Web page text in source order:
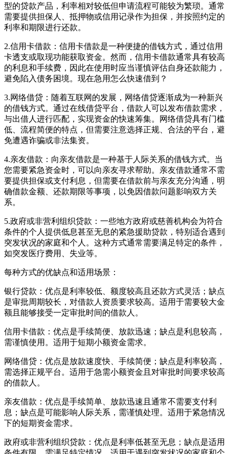
型的贷款产品，利率相对较低但申请流程可能较为繁琐。通常
需要提供担保人、抵押物或信用记录作为担保，并按照约定的
利率和期限进行还款。
2.信用卡借款‌：信用卡借款是一种便捷的借钱方式，通过信用
卡透支或取现功能获取资金。然而，信用卡借款通常具有较高
的利息和手续费，因此在使用时应当谨慎评估自身还款能力，
避免陷入债务困境。现在急用怎么快速借到？
3.网络借贷‌：随着互联网的发展，网络借贷逐渐成为一种新兴
的借钱方式。通过在线借贷平台，借款人可以发布借款需求，
与出借人进行匹配，实现资金的快速筹集。网络借贷具有门槛
低、流程简便的特点，但需要注意选择正规、合法的平台，避
免遭遇诈骗或非法集资。
4.亲友借款‌：向亲友借款是一种基于人际关系的借钱方式。当
您需要紧急资金时，可以向亲友寻求帮助。亲友借款通常不需
要提供担保或支付利息，但需要在借款前与亲友充分沟通，明
确借款金额、还款期限等事项，以免因借款问题影响双方关
系。
5.政府或非营利组织贷款‌：一些地方政府或慈善机构会为符合
条件的个人提供低息甚至无息的紧急援助贷款，特别适合遇到
突发状况的家庭和个人。这种方式通常需要满足特定的条件，
如突发医疗费用、失业等。
‌每种方式的优缺点和适用场景‌：
银行贷款‌：优点是利率较低、额度较高且还款方式灵活；缺点
是审批周期较长，对借款人资质要求较高。适用于需要较大金
额且能够接受一定审批时间的借款人。
信用卡借款‌：优点是手续简便、放款迅速；缺点是利息较高，
需谨慎使用。适用于短期小额资金需求。
网络借贷‌：优点是放款速度快、手续简便；缺点是利率较高，
需选择正规平台。适用于急需小额资金且对审批时间要求较高
的借款人。
亲友借款‌：优点是手续简单、放款迅速且通常不需要支付利
息；缺点是可能影响人际关系，需谨慎处理。适用于紧急情况
下的短期资金需求。
政府或非营利组织贷款‌：优点是利率低甚至无息；缺点是适用